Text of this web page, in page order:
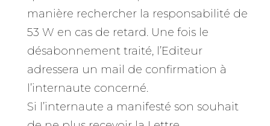
manière rechercher la responsabilité de
53 W en cas de retard. Une fois le
désabonnement traité, l’Editeur
adressera un mail de confirmation à
l’internaute concerné.
Si l’internaute a manifesté son souhait